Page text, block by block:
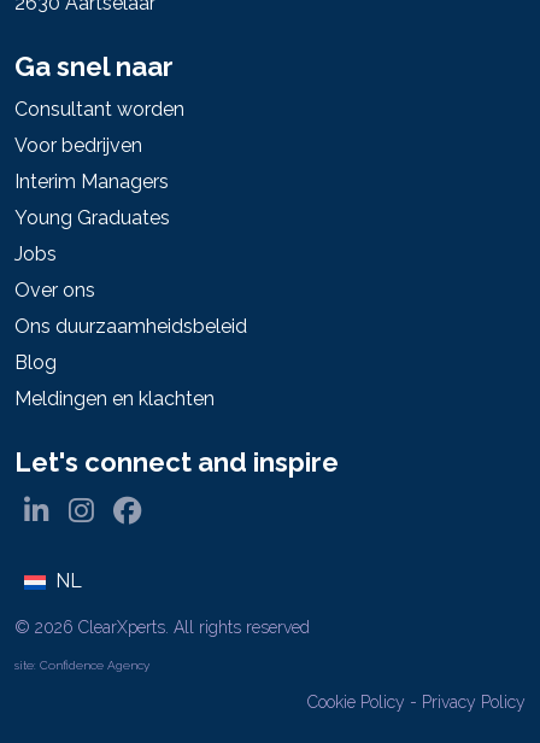
Ga snel naar
Consultant worden
Voor bedrijven
Interim Managers
Young Graduates
Jobs
Over ons
Ons duurzaamheidsbeleid
Blog
Meldingen en klachten
Let's connect and inspire
NL
© 2026 ClearXperts. All rights reserved
site: Confidence Agency
Cookie Policy - Privacy Policy